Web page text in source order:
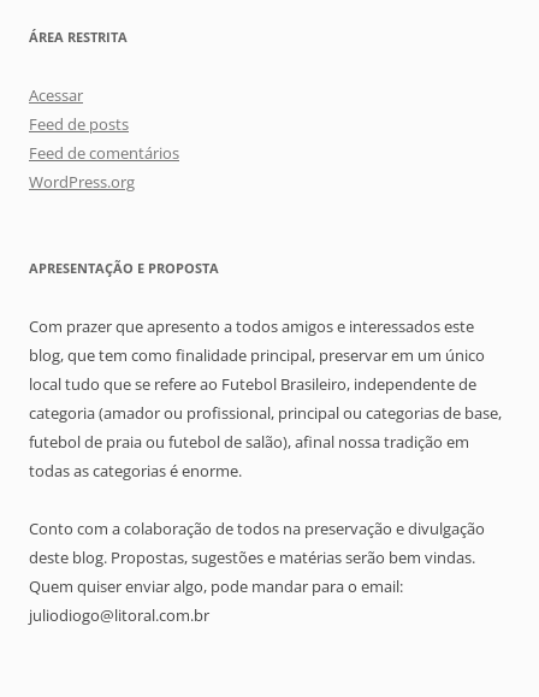
ÁREA RESTRITA
Acessar
Feed de posts
Feed de comentários
WordPress.org
APRESENTAÇÃO E PROPOSTA
Com prazer que apresento a todos amigos e interessados este
blog, que tem como finalidade principal, preservar em um único
local tudo que se refere ao Futebol Brasileiro, independente de
categoria (amador ou profissional, principal ou categorias de base,
futebol de praia ou futebol de salão), afinal nossa tradição em
todas as categorias é enorme.
Conto com a colaboração de todos na preservação e divulgação
deste blog. Propostas, sugestões e matérias serão bem vindas.
Quem quiser enviar algo, pode mandar para o email:
juliodiogo@litoral.com.br